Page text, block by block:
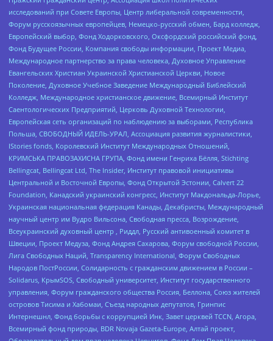
исследований при Совете Европы, Центр либеральной современности,
Форум русскоязычных европейцев, Немецко-русский обмен, Бард колледж,
Европейский выбор, Фонд Ходорковского, Оксфордский российский фонд,
Фонд Будущее России, Компания свободы информации, Проект Медиа,
Международное партнерство за права человека, Духовное Управление
Евангельских Христиан Украинской Христианской Церкви, Новое
Поколение, Духовное Учебное Заведение Международный Библейский
Колледж, Международное христианское движение, Всемирный Институт
Саентологических Предприятий, Церковь Духовной Технологии,
Европейская сеть организаций по наблюдению за выборами, Республика
Польша, СВОБОДНЫЙ ИДЕЛЬ-УРАЛ, Ассоциация развития журналистики,
IStories fonds, Королевский Институт Международных Отношений,
КРИМСЬКА ПРАВОЗАХИСНА ГРУПА, Фонд имени Генриха Бёлля, Stichting
Bellingcat, Bellingcat Ltd, The Insider, Институт правовой инициативы
Центральной и Восточной Европы, Фонд Открытой Эстонии, Calvert 22
Foundation, Канадский украинский конгресс, Институт Макдональда-Лорье,
Украинская национальная федерация Канады, Декабристы, Международный
научный центр им Вудро Вильсона, Свободная пресса, Возрождение,
Всеукраинский духовный центр , Риддл, Русский антивоенный комитет в
Швеции, Проект Медуза, Фонд Андрея Сахарова, Форум свободной России,
Лига Свободных Наций, Transparеncy International, Форум Свободных
Народов ПостРоссии, Солидарность с гражданским движением в России –
Solidarus, КрымSOS, Свободный университет, Институт государственного
управления, Форум гражданского общества Россия, Беллона, Союз жителей
островов Тисима и Хабомаи, Съезд народных депутатов, Гринпис
Интернешнл, Фонд борьбы с коррупцией Инк, Завет церквей TCCN, Агора,
Всемирный фонд природы, BDR Novaja Gazeta-Europe, Алтай проект,